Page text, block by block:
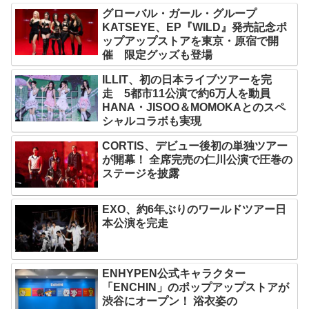
グローバル・ガール・グループ
KATSEYE、EP『WILD』発売記念ポ
ップアップストアを東京・原宿で開
催 限定グッズも登場
ILLIT、初の日本ライブツアーを完
走 5都市11公演で約6万人を動員
HANA・JISOO＆MOMOKAとのスペ
シャルコラボも実現
CORTIS、デビュー後初の単独ツアー
が開幕！ 全席完売の仁川公演で圧巻の
ステージを披露
EXO、約6年ぶりのワールドツアー日
本公演を完走
ENHYPEN公式キャラクター
「ENCHIN」のポップアップストアが
渋谷にオープン！ 浴衣姿の